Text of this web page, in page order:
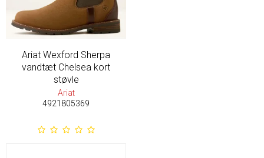
Ariat Wexford Sherpa
vandtæt Chelsea kort
støvle
Ariat
4921805369